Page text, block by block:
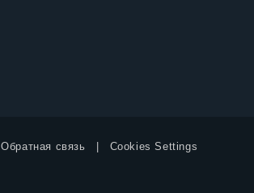
Обратная связь Cookies Settings